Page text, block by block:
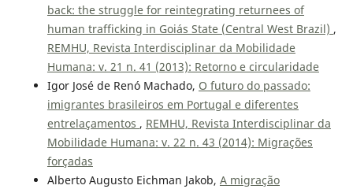
back: the struggle for reintegrating returnees of
human trafficking in Goiás State (Central West Brazil) ,
REMHU, Revista Interdisciplinar da Mobilidade
Humana: v. 21 n. 41 (2013): Retorno e circularidade
Igor José de Renó Machado, O futuro do passado:
imigrantes brasileiros em Portugal e diferentes
entrelaçamentos , REMHU, Revista Interdisciplinar da
Mobilidade Humana: v. 22 n. 43 (2014): Migrações
forçadas
Alberto Augusto Eichman Jakob, A migração